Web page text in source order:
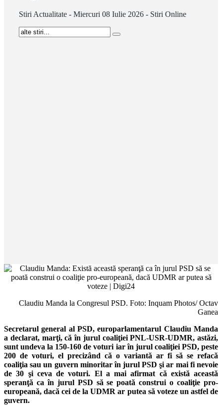
Stiri Actualitate - Miercuri 08 Iulie 2026 - Stiri Online
Claudiu Manda la Congresul PSD. Foto: Inquam Photos/ Octav
Ganea
Secretarul general al PSD, europarlamentarul Claudiu Manda
a declarat, marţi, că în jurul coaliţiei PNL-USR-UDMR, astăzi,
sunt undeva la 150-160 de voturi iar în jurul coaliţiei PSD, peste
200 de voturi, el precizând că o variantă ar fi să se refacă
coaliţia sau un guvern minoritar în jurul PSD şi ar mai fi nevoie
de 30 şi ceva de voturi. El a mai afirmat că există această
speranţă ca în jurul PSD să se poată construi o coaliţie pro-
europeană, dacă cei de la UDMR ar putea să voteze un astfel de
guvern.